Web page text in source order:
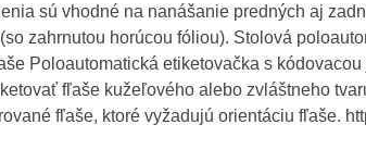
sú vhodné na nanášanie predných aj
zahrnutou horúcou fóliou). Stolová
Poloautomatická etiketovačka s
fľaše kužeľového alebo zvláštneho
fľaše, ktoré vyžadujú orientáciu fľaše.